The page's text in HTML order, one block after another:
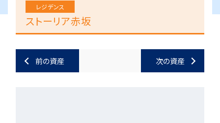
レジデンス
ストーリア赤坂
前の資産 次の資産